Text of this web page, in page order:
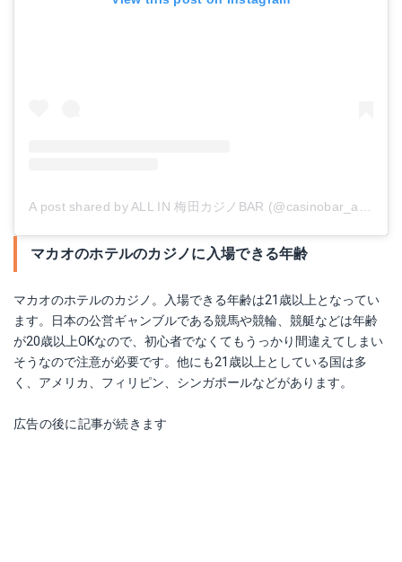
マカオのホテルのカジノに入場できる年齢
マカオのホテルのカジノ。入場できる年齢は21歳以上となってい
ます。日本の公営ギャンブルである競馬や競輪、競艇などは年齢
が20歳以上OKなので、初心者でなくてもうっかり間違えてしまい
そうなので注意が必要です。他にも21歳以上としている国は多
く、アメリカ、フィリピン、シンガポールなどがあります。
広告の後に記事が続きます